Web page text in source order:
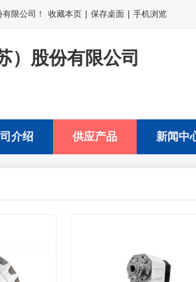
限公司！ 收藏本页 保存桌面 手机浏览
）股份有限公司
介绍 供应产品 新闻中